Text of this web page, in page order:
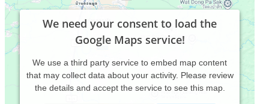
We need your consent to load the
Google Maps service!
We use a third party service to embed map content
that may collect data about your activity. Please review
the details and accept the service to see this map.